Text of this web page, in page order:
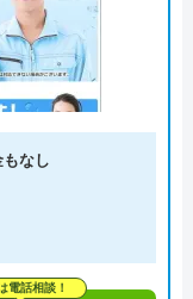
なし
電話相談！